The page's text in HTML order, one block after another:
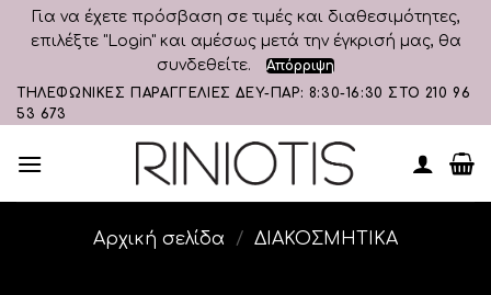
Για να έχετε πρόσβαση σε τιμές και διαθεσιμότητες,
επιλέξτε "Login" και αμέσως μετά την έγκρισή μας, θα
συνδεθείτε.
Απόρριψη
Skip
to
ΤΗΛΕΦΩΝΙΚΕΣ ΠΑΡΑΓΓΕΛΙΕΣ ΔΕΥ-ΠΑΡ: 8:30-16:30 ΣΤΟ 210 96
53 673
Αρχική σελίδα / ΔΙΑΚΟΣΜΗΤΙΚA